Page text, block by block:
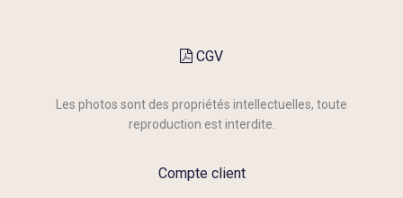
CGV
Les photos sont des propriétés intellectuelles, toute
reproduction est interdite.
Compte client